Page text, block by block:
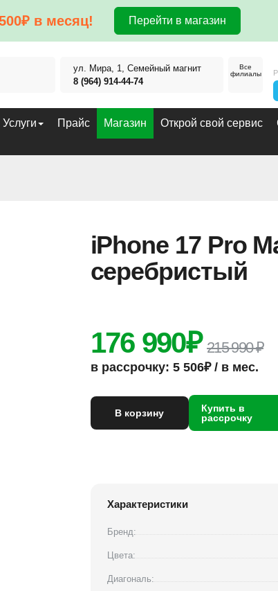
в месяц! Перейти в магазин
ул. Мира, 1, Семейный магнит
8 (964) 914-44-74
Все
филиалы
Услуги Прайс Магазин Открой свой сервис
iPhone 17 Pro
серебристый
176 990₽ 215 990 ₽
в рассрочку: 5 506₽ / в мес.
В корзину
Купить в
рассрочку
Характеристики
Бренд:
Цвета:
Диагональ: